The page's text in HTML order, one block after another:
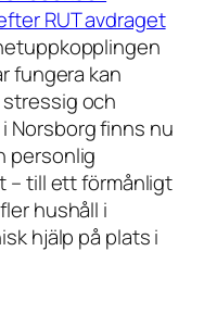
RUT avdraget
fungera kan
och
Norsborg finns nu
personlig
– till ett förmånligt
hushåll i
hjälp på plats i